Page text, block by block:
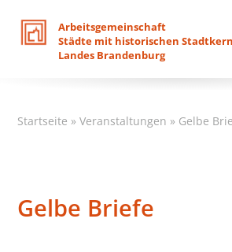
Arbeitsgemeinschaft
Städte mit historischen
Landes Brandenburg
Startseite »Veranstaltungen » Gelbe
Gelbe Briefe